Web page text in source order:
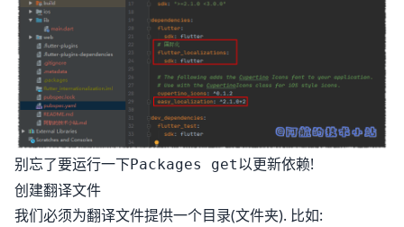
别忘了要运行一下Packages get以更新依赖!
创建翻译文件
我们必须为翻译文件提供一个目录(文件夹). 比如: